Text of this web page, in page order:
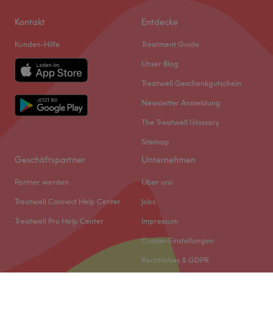
Kontakt
Kunden-Hilfe
Entdecke
Treatment Guide
Unser Blog
Treatwell Geschenkgutschein
Newsletter Anmeldung
The Treatwell Glossary
Sitemap
Geschäftspartner
Partner werden
Treatwell Connect Help Center
Treatwell Pro Help Center
Unternehmen
Über uns
Jobs
Impressum
Cookie-Einstellungen
Rechtliches & GDPR